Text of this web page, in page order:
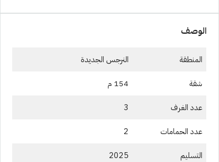
الوصف
المنطقة النرجس الجديدة
شقة 154 م
عدد الغرف 3
عدد الحمامات 2
التسليم 2025